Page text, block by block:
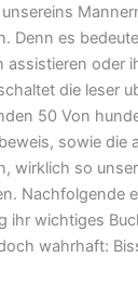
Denn es
assistieren oder
die leser
50 Von
sowie die
wirklich so
Nachfolgende
ihr wichtiges
wahrhaft: